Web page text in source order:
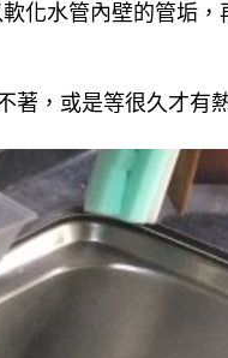
化水管內壁的管垢
著，或是等很久才有